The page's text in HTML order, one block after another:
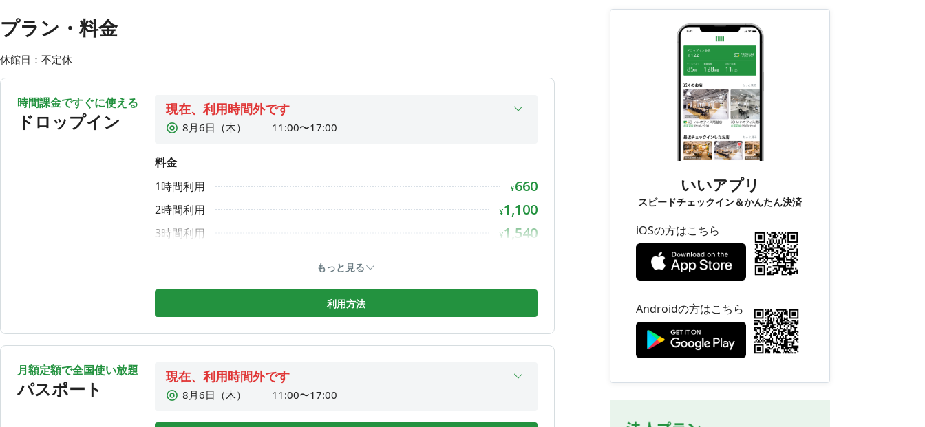
プラン・料金
休館日：不定休
時間課金ですぐに使える
ドロップイン
現在、利用時間外です
8月6日（木）
11:00〜17:00
8月9日（日）
11:00〜17:00
8月10日（月）
11:00〜17:00
8月11日（火）
料金
1時間利用
¥660
2時間利用 ¥1,100
3時間利用 ¥1,540
もっと見る
利用方法
月額定額で全国使い放題
パスポート
現在、利用時間外です
8月6日（木）
11:00〜17:00
いいアプリ
スピードチェックイン＆かんたん決済
iOSの方はこちら
Androidの方はこちら